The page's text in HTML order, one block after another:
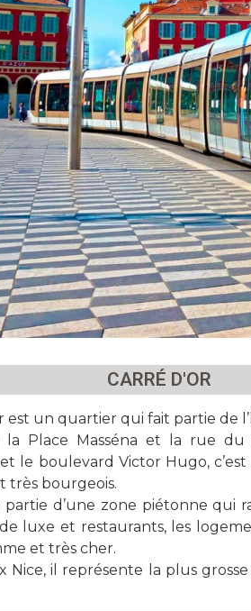
CARRÉ D'OR
est un quartier qui fait partie de
la Place Masséna et la rue du
le boulevard Victor Hugo,
très bourgeois.
partie d’une zone piétonne qui
luxe et restaurants, les
et très cher.
Nice, il représente la plus